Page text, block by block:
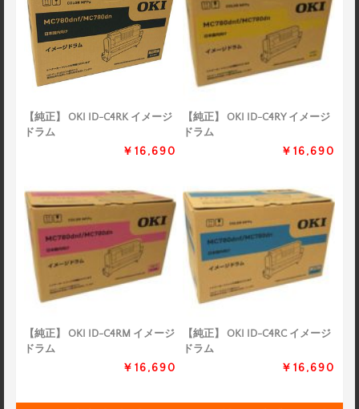
【純正】 OKI ID-C4RK イメージ
ドラム
￥16,690
【純正】 OKI ID-C4RY イメージ
ドラム
￥16,690
【純正】 OKI ID-C4RM イメージ
ドラム
￥16,690
【純正】 OKI ID-C4RC イメージ
ドラム
￥16,690